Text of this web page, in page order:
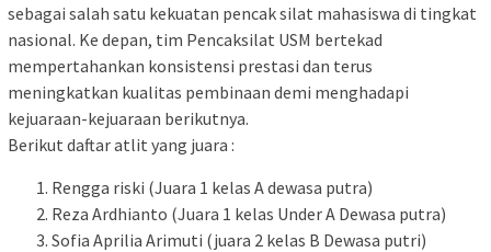
sebagai salah satu kekuatan pencak silat mahasiswa di tingkat
nasional. Ke depan, tim Pencaksilat USM bertekad
mempertahankan konsistensi prestasi dan terus
meningkatkan kualitas pembinaan demi menghadapi
kejuaraan-kejuaraan berikutnya.
Berikut daftar atlit yang juara :
Rengga riski (Juara 1 kelas A dewasa putra)
Reza Ardhianto (Juara 1 kelas Under A Dewasa putra)
Sofia Aprilia Arimuti (juara 2 kelas B Dewasa putri)